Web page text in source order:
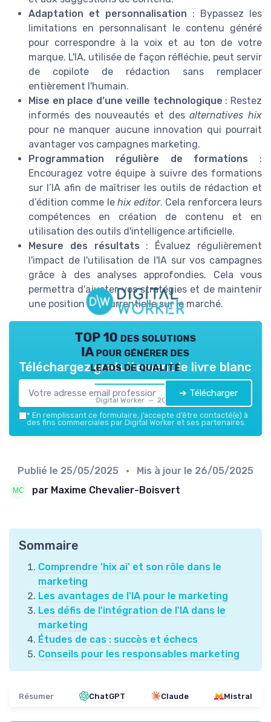
Adaptation et personnalisation : Bypassez les
limitations en personnalisant le contenu généré
pour correspondre à la voix et au ton de votre
marque. L'IA, utilisée de façon réfléchie, peut servir
de copilote de rédaction sans remplacer
entièrement l'humain.
Mise en place d’une veille technologique : Restez
informés des nouveautés et desalternatives hix
pour ne manquer aucune innovation qui pourrait
avantager vos campagnes marketing.
Programmation régulière de formations :
Encouragez votre équipe à suivre des formations
sur l’IA afin de maîtriser les outils de rédaction et
d’édition comme le hix editor. Cela renforcera leurs
compétences en création de contenu et en
utilisation des outils d'intelligence artificielle.
Mesure des résultats : Évaluez régulièrement
l'impact de l'utilisation de l'IA sur vos campagnes
grâce à des analyses approfondies. Cela vous
permettra d'ajuster vos stratégies et de maintenir
une position concurrentielle sur le marché.
TOP 10 des solutions
IA pour générer des
leads de qualité
Digital Worker — 2026
Téléchargez gratuitement le livre blanc
➔ Télécharger
* En remplissant ce formulaire, j’accepte d’être contacté(e) à
des fins commerciales par Digital Worker et ses partenaires.
Publié le 25/05/2025 • Mis à jour le 26/05/2025
par Maxime Chevalier-Boisvert
Sommaire
Comprendre 'hix ai' et son rôle dans le
marketing
Les avantages de l'IA pour le marketing
Les défis de l'intégration de l'IA dans le
marketing
Études de cas : succès et échecs
Conseils pour les responsables marketing
Résumer ChatGPT Claude Mistral